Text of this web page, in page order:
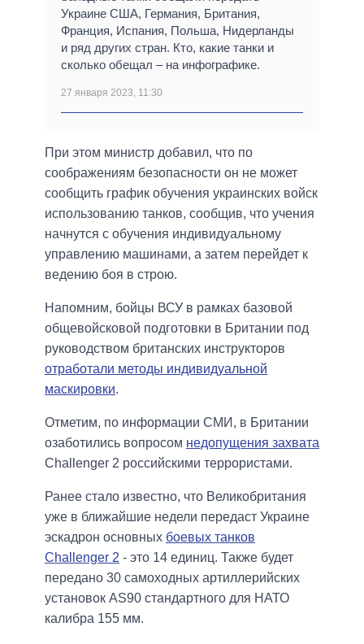
Украине США, Германия, Британия,
Франция, Испания, Польша, Нидерланды
и ряд других стран. Кто, какие танки и
сколько обещал – на инфографике.
27 января 2023, 11:30
При этом министр добавил, что по
соображениям безопасности он не может
сообщить график обучения украинских войск
использованию танков, сообщив, что учения
начнутся с обучения индивидуальному
управлению машинами, а затем перейдет к
ведению боя в строю.
Напомним, бойцы ВСУ в рамках базовой
общевойсковой подготовки в Британии под
руководством британских инструкторов
отработали методы индивидуальной
маскировки.
Отметим, по информации СМИ, в Британии
озаботились вопросом недопущения захвата
Challenger 2 российскими террористами.
Ранее стало известно, что Великобритания
уже в ближайшие недели передаст Украине
эскадрон основных боевых танков
Challenger 2 - это 14 единиц. Также будет
передано 30 самоходных артиллерийских
установок AS90 стандартного для НАТО
калибра 155 мм.